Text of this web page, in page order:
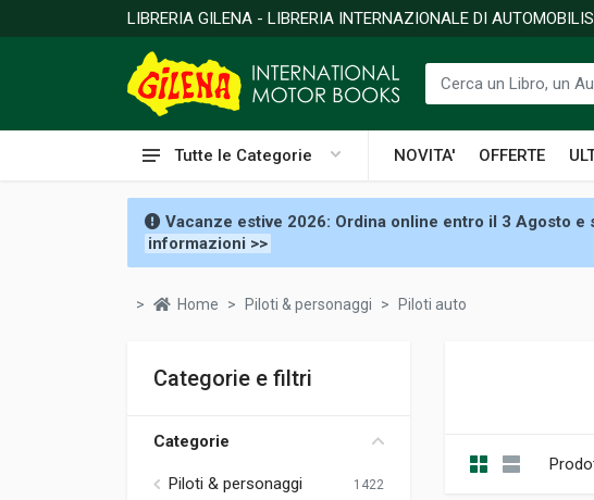
LIBRERIA GILENA - LIBRERIA INTERNAZIONALE DI
Tutte le Categorie NOVITA' OFFERTE
Vacanze estive 2026: Ordina online entro il 3 Agosto e
informazioni >>
Home Piloti & personaggi Piloti auto
Categorie e filtri
Categorie
Piloti & personaggi 1422